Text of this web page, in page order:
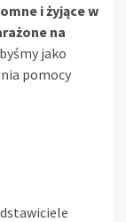
i żyjące w
na
jako
pomocy